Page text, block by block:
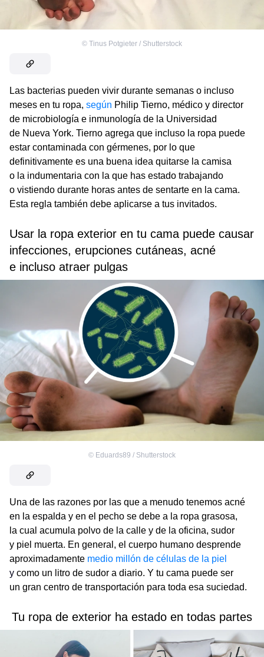
© Tinus Potgieter / Shutterstock
Las bacterias pueden vivir durante semanas o incluso
meses en tu ropa, según Philip Tierno, médico y director
de microbiología e inmunología de la Universidad
de Nueva York. Tierno agrega que incluso la ropa puede
estar contaminada con gérmenes, por lo que
definitivamente es una buena idea quitarse la camisa
o la indumentaria con la que has estado trabajando
o vistiendo durante horas antes de sentarte en la cama.
Esta regla también debe aplicarse a tus invitados.
Usar la ropa exterior en tu cama puede causar
infecciones, erupciones cutáneas, acné
e incluso atraer pulgas
© Eduards89 / Shutterstock
Una de las razones por las que a menudo tenemos acné
en la espalda y en el pecho se debe a la ropa grasosa,
la cual acumula polvo de la calle y de la oficina, sudor
y piel muerta. En general, el cuerpo humano desprende
aproximadamente medio millón de células de la piel
y como un litro de sudor a diario. Y tu cama puede ser
un gran centro de transportación para toda esa suciedad.
Tu ropa de exterior ha estado en todas partes